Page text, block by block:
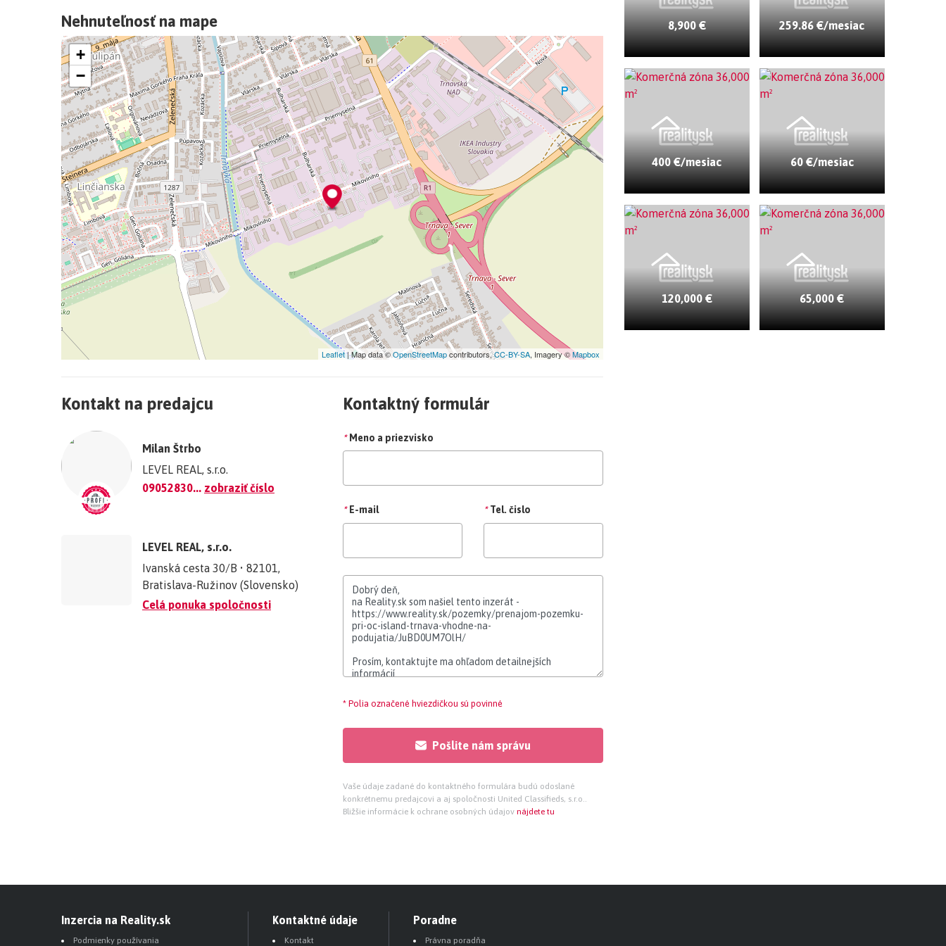
Nehnuteľnosť na mape
−
+
−
Leaflet| Map data ©OpenStreetMapcontributors,CC-BY-SA, Imagery ©Mapbox
Kontakt na predajcu
Milan Štrbo
LEVEL REAL, s.r.o.
09052830... zobraziť číslo
LEVEL REAL, s.r.o.
Ivanská cesta 30/B • 82101,
Bratislava-Ružinov (Slovensko)
Celá ponuka spoločnosti
Kontaktný formulár
* Meno a priezvisko
* E-mail * Tel. čislo
* Polia označené hviezdičkou sú povinné
Pošlite nám správu
Vaše údaje zadané do kontaktného formulára budú odoslané
konkrétnemu predajcovi a aj spoločnosti United Classifieds, s.r.o..
Bližšie informácie k ochrane osobných údajov nájdete tu
8,900 € 259.86 €/mesiac
400 €/mesiac 60 €/mesiac
120,000 € 65,000 €
Inzercia na Reality.sk
Podmienky používania
Kontaktné údaje
Kontakt
Poradne
Právna poradňa